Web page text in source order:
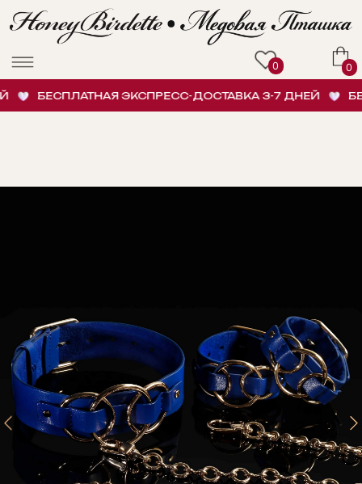
БЕСПЛАТНАЯ ЭКСПРЕСС-ДОСТАВКА 3-7 ДНЕЙ